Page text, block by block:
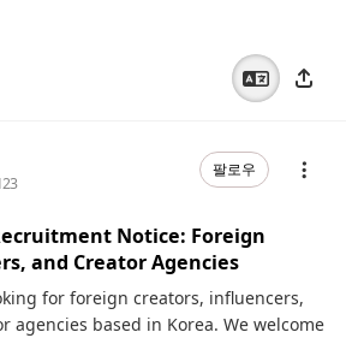
팔로우
Notice: Foreign
and Creator Agencies
for foreign creators, influencers,
agencies based in Korea. We welcome